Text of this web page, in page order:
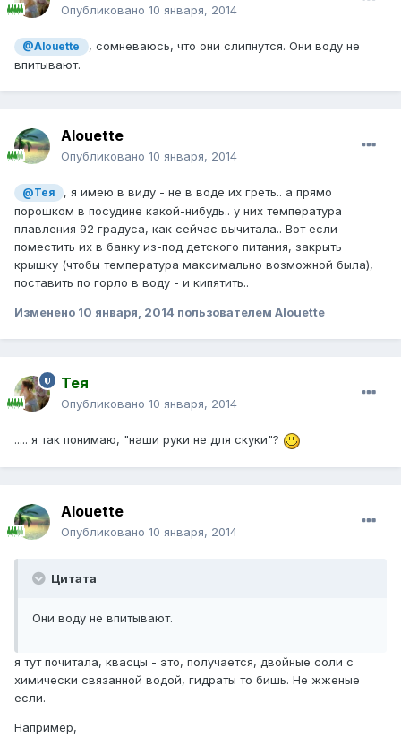
Опубликовано 10 января, 2014
@Alouette
, сомневаюсь, что они слипнутся. Они воду не
впитывают.
Alouette
Опубликовано 10 января, 2014
@Тея
, я имею в виду - не в воде их греть.. а прямо
порошком в посудине какой-нибудь.. у них температура
плавления 92 градуса, как сейчас вычитала.. Вот если
поместить их в банку из-под детского питания, закрыть
крышку (чтобы температура максимально возможной была),
поставить по горло в воду - и кипятить..
Изменено 10 января, 2014 пользователем Alouette
Тея
Опубликовано 10 января, 2014
..... я так понимаю, "наши руки не для скуки"?
Alouette
Опубликовано 10 января, 2014
Цитата
Они воду не впитывают.
я тут почитала, квасцы - это, получается, двойные соли с
химически связанной водой, гидраты то бишь. Не жженые
если.
Например,